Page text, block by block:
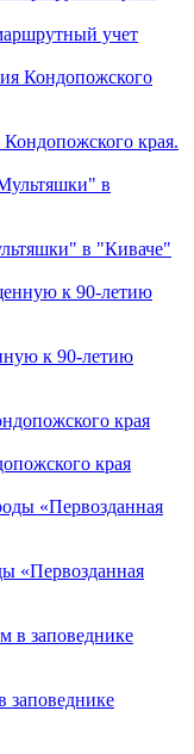
учет
края.
в "Киваче"
к 90-летию
края
«Первозданная
заповеднике